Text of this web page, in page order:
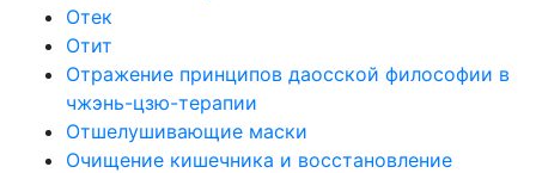
Отек
Отит
Отражение принципов даосской философии в
чжэнь-цзю-терапии
Отшелушивающие маски
Очищение кишечника и восстановление